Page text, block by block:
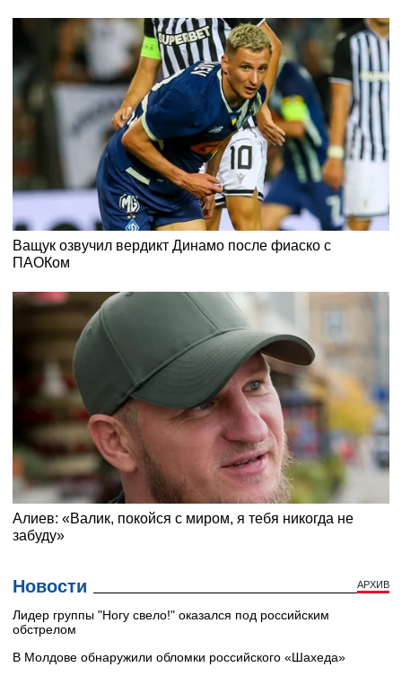
Новости АРХИВ
Лидер группы "Ногу свело!" оказался под российским
обстрелом
В Молдове обнаружили обломки российского «Шахеда»